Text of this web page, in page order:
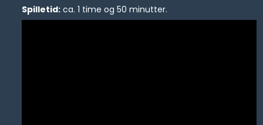
Spilletid: ca. 1 time og 50 minutter.